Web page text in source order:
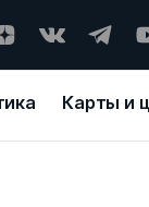
Карты и